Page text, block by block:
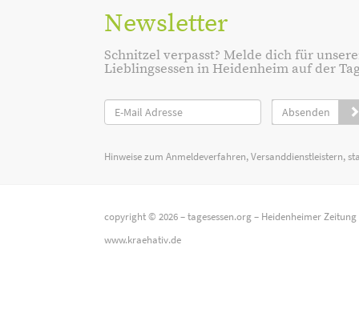
Newsletter
Schnitzel verpasst? Melde dich für
Lieblingsessen in Heidenheim auf der
Absenden
Hinweise zum Anmeldeverfahren, Versanddienstleistern,
copyright © 2026 –tagesessen.org– Heidenheimer Zeitung
www.kraehativ.de